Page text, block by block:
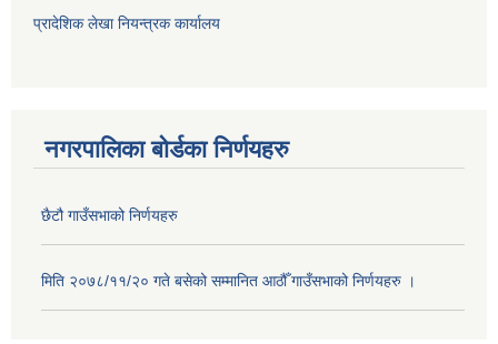
प्रादेशिक लेखा नियन्त्रक कार्यालय
नगरपालिका बोर्डका निर्णयहरु
छैटौ गाउँसभाको निर्णयहरु
मिति २०७८/११/२० गते बसेको सम्मानित आठौँ गाउँसभाको निर्णयहरु ।